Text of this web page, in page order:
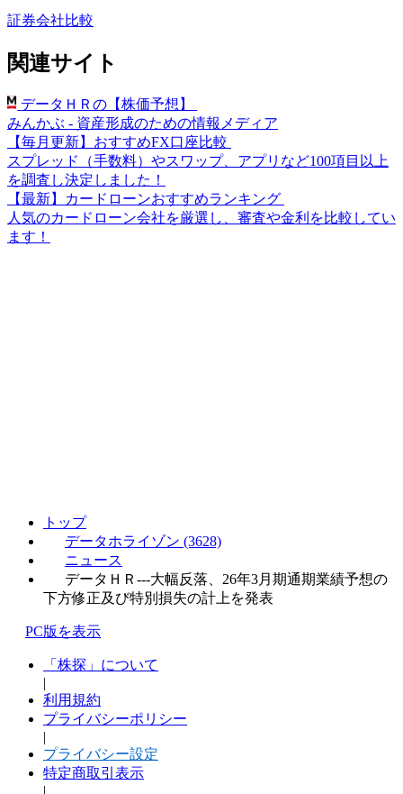
証券会社比較
関連サイト
データＨＲの【株価予想】
みんかぶ - 資産形成のための情報メディア
【毎月更新】おすすめFX口座比較
スプレッド（手数料）やスワップ、アプリなど100項目以上
を調査し決定しました！
【最新】カードローンおすすめランキング
人気のカードローン会社を厳選し、審査や金利を比較してい
ます！
トップ
データホライゾン (3628)
ニュース
データＨＲ---大幅反落、26年3月期通期業績予想の
下方修正及び特別損失の計上を発表
PC版を表示
「株探」について
|
利用規約
プライバシーポリシー
|
プライバシー設定
特定商取引表示
|